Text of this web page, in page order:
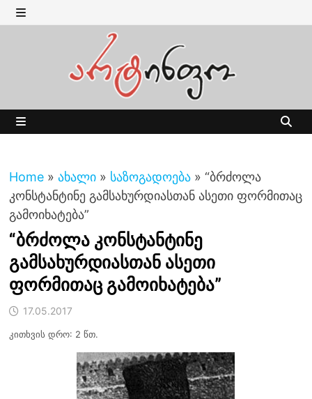
Skip
to MENU
Home » ახალი » საზოგადოება » “ბრძოლა
კონსტანტინე გამსახურდიასთან ასეთი ფორმითაც
გამოიხატება”
“ბრძოლა კონსტანტინე
გამსახურდიასთან ასეთი
ფორმითაც გამოიხატება”
17.05.2017
კითხვის დრო: 2 წთ.